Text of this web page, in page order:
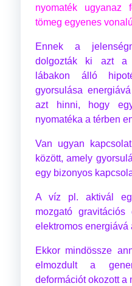
nyomaték ugyanaz
tömeg egyenes
Ennek a
dolgozták ki azt a
lábakon álló
gyorsulása
azt hinni, hogy
nyomatéka a térben
Van ugyan
között, amely
egy bizonyos
A víz pl. aktivál
mozgató
elektromos energiává
Ekkor mindössze
elmozdult a
deformációt okozott a